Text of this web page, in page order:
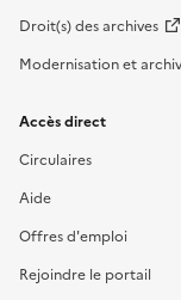
Droit(s) des archives
Modernisation et
Accès direct
Circulaires
Aide
Offres d'emploi
Rejoindre le portail